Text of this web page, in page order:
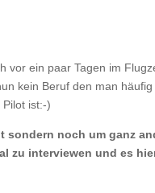
vor ein paar Tagen im
kein Beruf den man
ist:-)
sondern noch um ganz
zu interviewen und es